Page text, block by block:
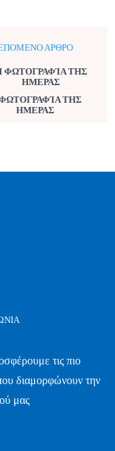
ΆΡΘΡΟ
ΤΗΣ
ΗΜΕΡΑΣ
τις πιο
διαμορφώνουν την
μας